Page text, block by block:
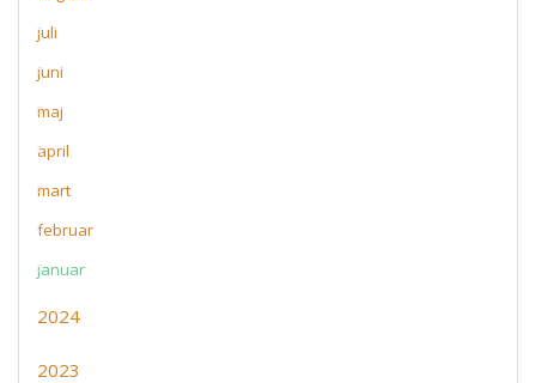
juli
juni
maj
april
mart
februar
januar
2024
2023